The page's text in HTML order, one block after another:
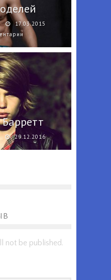
17.03.2015
29.12.2016
not be published.